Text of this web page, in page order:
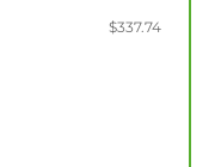
$337.74